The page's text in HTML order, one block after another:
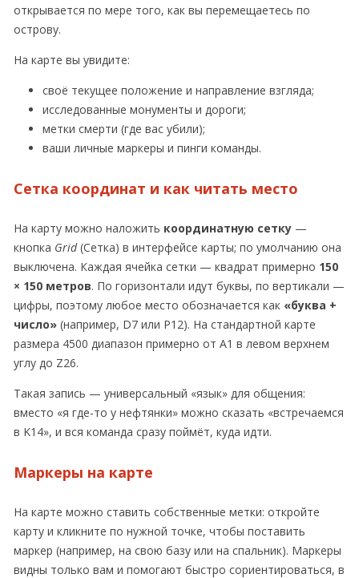
открывается по мере того, как вы перемещаетесь по
острову.
На карте вы увидите:
своё текущее положение и направление взгляда;
исследованные монументы и дороги;
метки смерти (где вас убили);
ваши личные маркеры и пинги команды.
Сетка координат и как читать место
На карту можно наложить координатную сетку —
кнопка Grid(Сетка) в интерфейсе карты; по умолчанию она
выключена. Каждая ячейка сетки — квадрат примерно 150
× 150 метров. По горизонтали идут буквы, по вертикали —
цифры, поэтому любое место обозначается как «буква +
число» (например, D7 или P12). На стандартной карте
размера 4500 диапазон примерно от A1 в левом верхнем
углу до Z26.
Такая запись — универсальный «язык» для общения:
вместо «я где-то у нефтянки» можно сказать «встречаемся
в K14», и вся команда сразу поймёт, куда идти.
Маркеры на карте
На карте можно ставить собственные метки: откройте
карту и кликните по нужной точке, чтобы поставить
маркер (например, на свою базу или на спальник). Маркеры
видны только вам и помогают быстро сориентироваться, в